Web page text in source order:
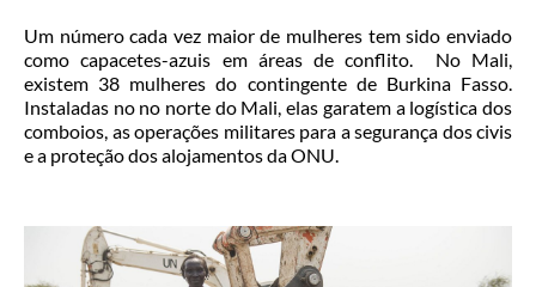
Um número cada vez maior de mulheres tem sido enviado
como capacetes-azuis em áreas de conflito. No Mali,
existem 38 mulheres do contingente de Burkina Fasso.
Instaladas no no norte do Mali, elas garatem a logística dos
comboios, as operações militares para a segurança dos civis
e a proteção dos alojamentos da ONU.